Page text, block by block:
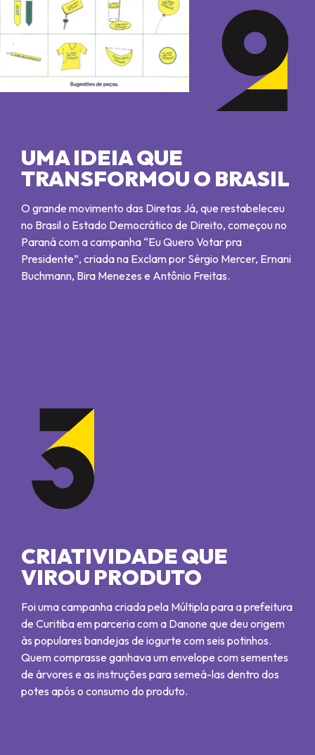
UMA IDEIA QUE
TRANSFORMOU O BRASIL
O grande movimento das Diretas Já, que restabeleceu
no Brasil o Estado Democrático de Direito, começou no
Paraná com a campanha “Eu Quero Votar pra
Presidente”, criada na Exclam por Sérgio Mercer, Ernani
Buchmann, Bira Menezes e Antônio Freitas.
CRIATIVIDADE QUE
VIROU PRODUTO
Foi uma campanha criada pela Múltipla para a prefeitura
de Curitiba em parceria com a Danone que deu origem
às populares bandejas de iogurte com seis potinhos.
Quem comprasse ganhava um envelope com sementes
de árvores e as instruções para semeá-las dentro dos
potes após o consumo do produto.